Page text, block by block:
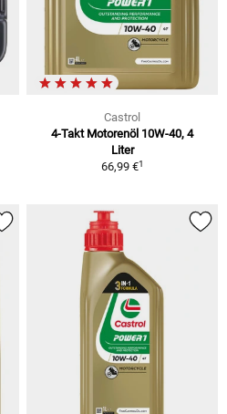
Castrol
4-Takt Motorenöl 10W-40, 4
Liter
66,99 €1